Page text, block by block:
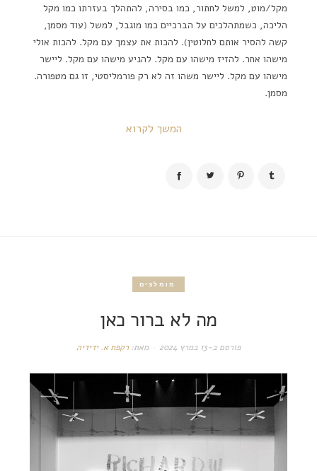
מקל/מוט, למשל לחתור, כמו בסירה, להתהלך בעזרתו כמו מקל
הליכה, כשמתהלכים על הברכיים כמו מוגבל, למשל (עוד מסמן,
קשה להסיר אותם לחלוטין). להכות את עצמך עם מקל. להכות אולי
מישהו אחר. להזיז מישהו עם מקל. להניע מישהו עם מקל. ליישר
מישהו עם מקל. ליישר משהו זה לא רק פורמליסטי, זו גם מטפורה.
מסמן.
המשך לקרוא
מומלצים
מה לא ברור כאן
פורסם ב-13 במרץ 2024 מאת:רקפת א. ידידיה